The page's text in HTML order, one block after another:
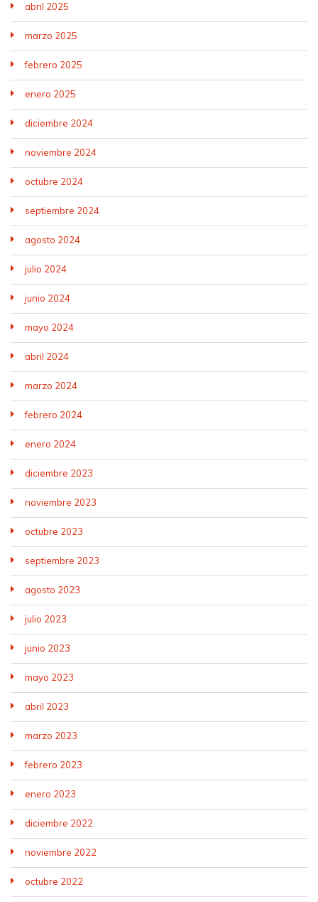
abril 2025
marzo 2025
febrero 2025
enero 2025
diciembre 2024
noviembre 2024
octubre 2024
septiembre 2024
agosto 2024
julio 2024
junio 2024
mayo 2024
abril 2024
marzo 2024
febrero 2024
enero 2024
diciembre 2023
noviembre 2023
octubre 2023
septiembre 2023
agosto 2023
julio 2023
junio 2023
mayo 2023
abril 2023
marzo 2023
febrero 2023
enero 2023
diciembre 2022
noviembre 2022
octubre 2022